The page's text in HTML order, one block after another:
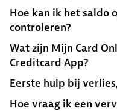
Hoe kan ik het saldo
controleren?
Wat zijn Mijn Card
Creditcard App?
Eerste hulp bij
Hoe vraag ik een